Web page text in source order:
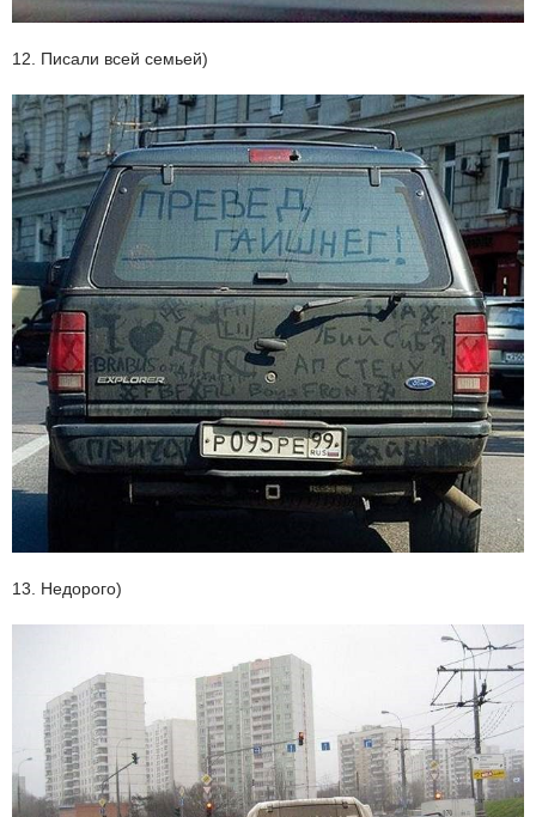
12. Писали всей семьей)
13. Недорого)